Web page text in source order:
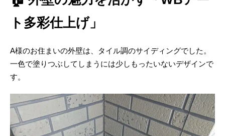
ト多彩仕上げ」
A様のお住まいの外壁は、タイル調のサイディングでした。
一色で塗りつぶしてしまうには少しもったいないデザインで
す。